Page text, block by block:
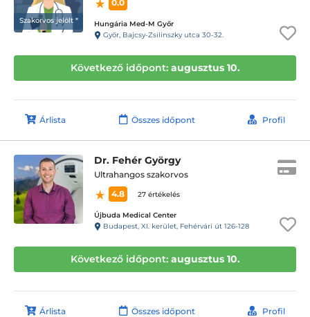
Szakorvos jelölt *
0.0
Hungária Med-M Győr
Győr, Bajcsy-Zsilinszky utca 30-32.
Következő időpont: augusztus 10.
Árlista Összes időpont Profil
Dr. Fehér György
Ultrahangos szakorvos
4.8
27 értékelés
Újbuda Medical Center
Budapest, XI. kerület, Fehérvári út 126-128
Következő időpont: augusztus 10.
Árlista Összes időpont Profil